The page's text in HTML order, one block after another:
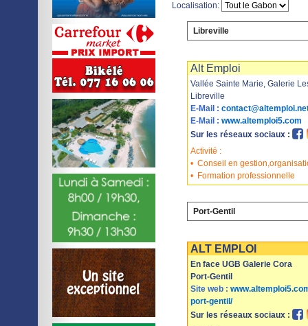
Localisation:
Libreville
Alt Emploi
Vallée Sainte Marie, Galerie
Libreville
E-Mail :
E-Mail : www.altemploi5.com
Sur les réseaux sociaux :
Activité :
• Conseil en
• Formation professionnelle
Port-Gentil
ALT EMPLOI
En face UGB Galerie Cora
Port-Gentil
Site web :
port-gentil/
Sur les réseaux sociaux :